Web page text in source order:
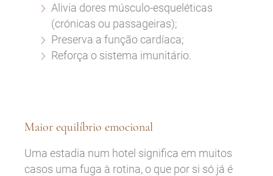
Alivia dores músculo-esqueléticas
(crónicas ou passageiras);
Preserva a função cardíaca;
Reforça o sistema imunitário.
Maior equilíbrio emocional
Uma estadia num hotel significa em muitos
casos uma fuga à rotina, o que por si só já é